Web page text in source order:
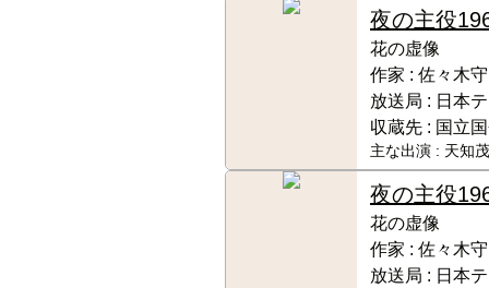
夜の主役
花の虚像
作家 : 佐々木守
放送局 : 日本
収蔵先 : 国立
主な出演 : 天知
夜の主役
花の虚像
作家 : 佐々木守
放送局 : 日本